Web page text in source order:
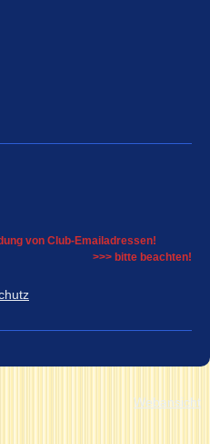
von Club-Emailadressen!
>>> bitte beachten!
Webansicht